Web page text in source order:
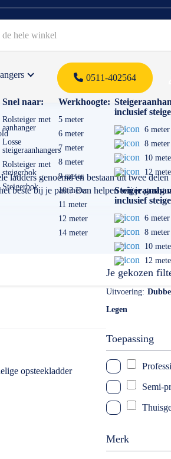
0511-402564
Snel naar:
Rolsteiger met
aanhanger
Losse
steigeraanhangers
Rolsteiger met
steigerbok
Steigerbok
Werkhoogte:
5 meter
6 meter
7 meter
8 meter
9 meter
10 meter
11 meter
12 meter
14 meter
inclusief
6 meter
8 meter
10
12
inclusief
6 meter
8 meter
10
12
ladders genoemd en bestaan uit twee
beste bij je past? Dan helpen wij je graag
Je gekozen
Uitvoering
Legen
Toepassing
Semi-
Merk